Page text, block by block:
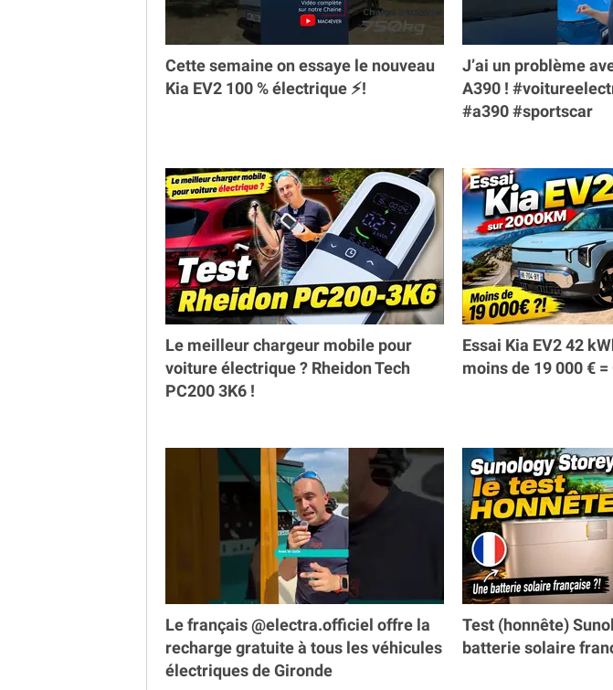
Cette semaine on essaye le nouveau
Kia EV2 100 % électrique ⚡️!
J’ai un problème
A390 !
#a390 #sportscar
Le meilleur chargeur mobile pour
voiture électrique ? Rheidon Tech
PC200 3K6 !
Essai Kia EV2 42
moins de 19 000 € =
Le français @electra.officiel offre la
recharge gratuite à tous les véhicules
électriques de Gironde
Test (honnête)
batterie solaire